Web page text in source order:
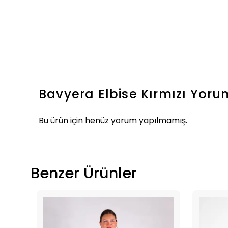
Bavyera Elbise Kırmızı
Bu ürün için henüz yorum yapılmamış.
Benzer Ürünler